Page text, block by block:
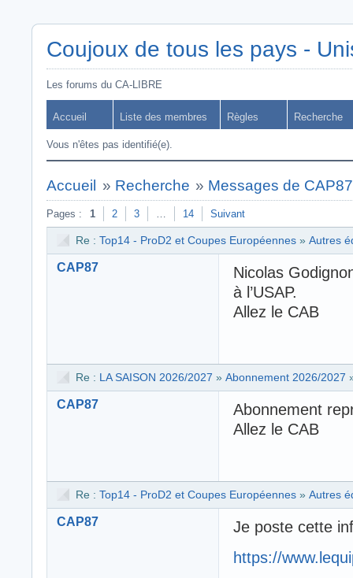
Coujoux de tous les pays -
Les forums du CA-LIBRE
Accueil Liste des membres Règles Recherche
Vous n'êtes pas identifié(e).
Accueil » Recherche » Messages de CAP87
Pages : 1 2 3 … 14 Suivant
Re : Top14 - ProD2 et Coupes Européennes » Autres
CAP87
Nicolas
à l’USAP.
Allez le CAB
Re : LA SAISON 2026/2027 » Abonnement 2026/2027
CAP87
Abonnement
Allez le CAB
Re : Top14 - ProD2 et Coupes Européennes » Autres
CAP87
Je poste cette
https://